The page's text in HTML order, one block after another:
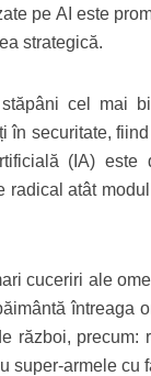
pe AI este
strategică.
cel mai
în securitate,
(IA)
atât
cuceriri ale
întreaga
război,
super-armele